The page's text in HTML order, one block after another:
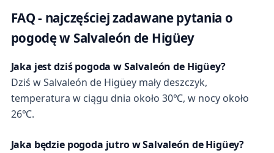
FAQ - najczęściej zadawane pytania o
pogodę w Salvaleón de Higüey
Jaka jest dziś pogoda w Salvaleón de Higüey?
Dziś w Salvaleón de Higüey mały deszczyk,
temperatura w ciągu dnia około 30℃, w nocy około
26℃.
Jaka będzie pogoda jutro w Salvaleón de Higüey?